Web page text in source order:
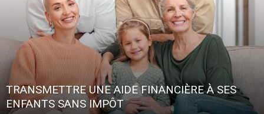
TRANSMETTRE UNE AIDE FINANCIÈRE À SES
ENFANTS SANS IMPÔT